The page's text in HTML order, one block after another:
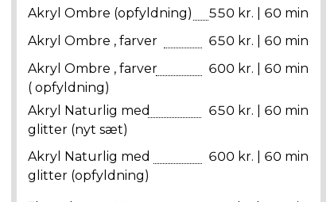
Akryl Ombre (opfyldning)
550 kr. | 60 min
Akryl Ombre , farver
650 kr. | 60 min
Akryl Ombre , farver
( opfyldning)
600 kr. | 60 min
Akryl Naturlig med
glitter (nyt sæt)
650 kr. | 60 min
Akryl Naturlig med
glitter (opfyldning)
600 kr. | 60 min